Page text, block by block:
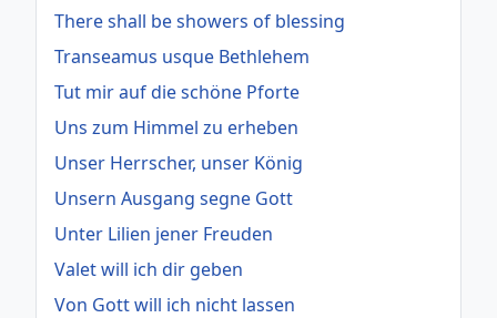
There shall be showers of blessing
Transeamus usque Bethlehem
Tut mir auf die schöne Pforte
Uns zum Himmel zu erheben
Unser Herrscher, unser König
Unsern Ausgang segne Gott
Unter Lilien jener Freuden
Valet will ich dir geben
Von Gott will ich nicht lassen